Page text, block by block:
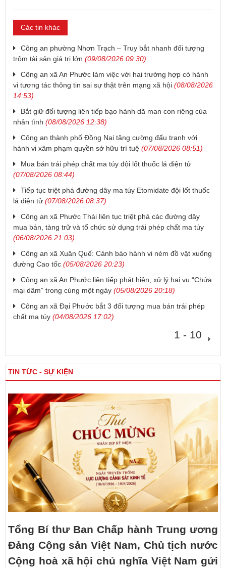
Các tin khác
Công an phường Nhơn Trạch – Truy bắt nhanh đối tượng
trộm tài sản giá trị lớn (09/08/2026 09:30)
Công an xã An Phước làm việc với hai trường hợp có hành
vi tương tác thông tin sai sự thật trên mạng xã hội (08/08/2026
14:53)
Bắt giữ đối tượng liên tiếp bạo hành dã man con riêng của
nhân tình (08/08/2026 12:38)
Công an thành phố Đồng Nai tăng cường đấu tranh với
hành vi xâm phạm quyền sở hữu trí tuệ (07/08/2026 08:51)
Mua bán trái phép chất ma túy đội lốt thuốc lá điện tử
(07/08/2026 08:44)
Tiếp tục triệt phá đường dây ma túy Etomidate đội lốt thuốc
lá điện tử (07/08/2026 08:37)
Công an xã Phước Thái liên tục triệt phá các đường dây
mua bán, tàng trữ và tổ chức sử dụng trái phép chất ma túy
(06/08/2026 21:03)
Công an xã Xuân Quế: Cảnh báo hành vi ném đồ vật xuống
đường Cao tốc (05/08/2026 20:23)
Công an xã An Phước liên tiếp phát hiện, xử lý hai vụ “Chứa
mại dâm” trong cùng một ngày (05/08/2026 20:18)
Công an xã Đại Phước bắt 3 đối tượng mua bán trái phép
chất ma túy (04/08/2026 17:02)
1 - 10
TIN TỨC - SỰ KIỆN
Tổng Bí thư Ban Chấp hành Trung ương
Đảng Cộng sản Việt Nam, Chủ tịch nước
Cộng hoà xã hội chủ nghĩa Việt Nam gửi